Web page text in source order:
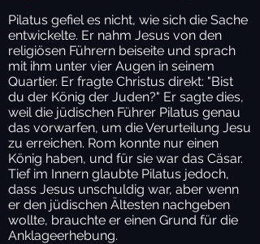
Pilatus gefiel es nicht, wie sich die Sache
entwickelte. Er nahm Jesus von den
religiösen Führern beiseite und sprach
mit ihm unter vier Augen in seinem
Quartier. Er fragte Christus direkt: "Bist
du der König der Juden?" Er sagte dies,
weil die jüdischen Führer Pilatus genau
das vorwarfen, um die Verurteilung Jesu
zu erreichen. Rom konnte nur einen
König haben, und für sie war das Cäsar.
Tief im Innern glaubte Pilatus jedoch,
dass Jesus unschuldig war, aber wenn
er den jüdischen Ältesten nachgeben
wollte, brauchte er einen Grund für die
Anklageerhebung.